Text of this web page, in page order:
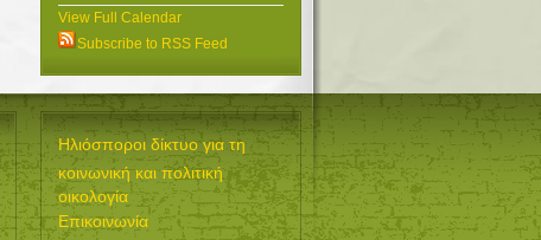
View Full Calendar
Subscribe to RSS Feed
Ηλιόσποροι δίκτυο για τη
κοινωνική και πολιτική
οικολογία
Επικοινωνία